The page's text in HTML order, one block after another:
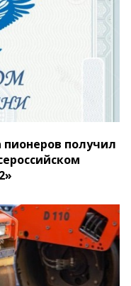
пионеров получил